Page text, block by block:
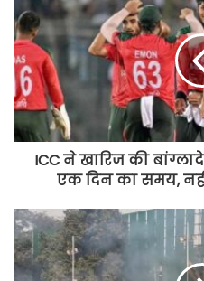
ICC ने खारिज की
एक दिन का समय,